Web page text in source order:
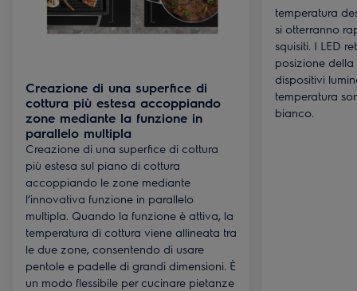
Creazione di una superfice di
cottura più estesa accoppiando
zone mediante la funzione in
parallelo multipla
Creazione di una superfice di cottura
più estesa sul piano di cottura
accoppiando le zone mediante
l’innovativa funzione in parallelo
multipla. Quando la funzione è attiva, la
temperatura di cottura viene allineata tra
le due zone, consentendo di usare
pentole e padelle di grandi dimensioni. È
un modo flessibile per cucinare pietanze
temperatura
si otterranno
squisiti. I LED
posizione della
dispositivi
temperatura
bianco.